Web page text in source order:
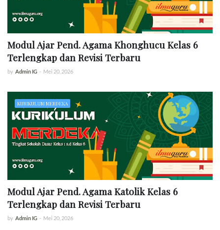
Modul Ajar Pend. Agama Khonghucu Kelas 6
Terlengkap dan Revisi Terbaru
by Admin IG - Mei 20, 2026
KURIKULUM MERDEKA
Modul Ajar Pend. Agama Katolik Kelas 6
Terlengkap dan Revisi Terbaru
by Admin IG - Mei 20, 2026